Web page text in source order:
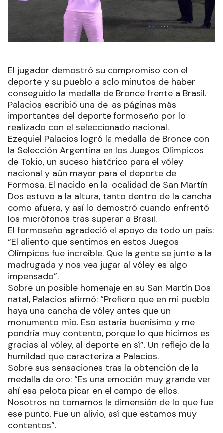
El jugador demostró su compromiso con el
deporte y su pueblo a solo minutos de haber
conseguido la medalla de Bronce frente a Brasil.
Palacios escribió una de las páginas más
importantes del deporte formoseño por lo
realizado con el seleccionado nacional.
Ezequiel Palacios logró la medalla de Bronce con
la Selección Argentina en los Juegos Olímpicos
de Tokio, un suceso histórico para el vóley
nacional y aún mayor para el deporte de
Formosa. El nacido en la localidad de San Martín
Dos estuvo a la altura, tanto dentro de la cancha
como afuera, y así lo demostró cuando enfrentó
los micrófonos tras superar a Brasil.
El formoseño agradeció el apoyo de todo un país:
“El aliento que sentimos en estos Juegos
Olímpicos fue increíble. Que la gente se junte a la
madrugada y nos vea jugar al vóley es algo
impensado”.
Sobre un posible homenaje en su San Martín Dos
natal, Palacios afirmó: “Prefiero que en mi pueblo
haya una cancha de vóley antes que un
monumento mío. Eso estaría buenísimo y me
pondría muy contento, porque lo que hicimos es
gracias al vóley, al deporte en sí”. Un reflejo de la
humildad que caracteriza a Palacios.
Sobre sus sensaciones tras la obtención de la
medalla de oro: “Es una emoción muy grande ver
ahí esa pelota picar en el campo de ellos.
Nosotros no tomamos la dimensión de lo que fue
ese punto. Fue un alivio, así que estamos muy
contentos”.